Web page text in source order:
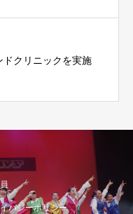
ドクリニックを実施
バシーポリシー